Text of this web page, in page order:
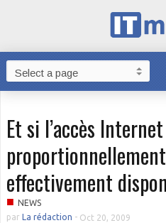
Et si l’accès
effectivement
■ NEWS
par La rédaction - Oct 20, 2009